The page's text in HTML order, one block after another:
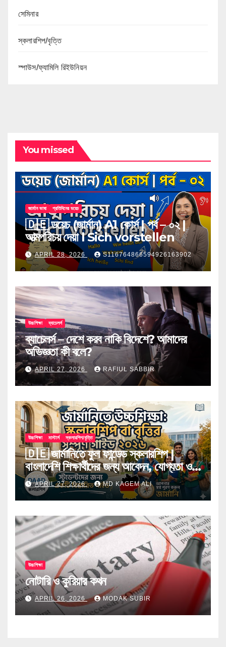
সেমিনার
স্কলারশিপ/বৃত্তি
স্পাউস/ফ্যামিলি রিইউনিয়ন
You missed
জার্মান ভাষা প্রতিদিনের ডয়েচ
🇩🇪 ডয়েচ (জার্মান) A1 কোর্স | পর্ব – ০২ |
আত্মপরিচয় দেয়া l Sich vorstellen
APRIL 28, 2026 S116764866594926163902
উচ্চশিক্ষা ব্যাচেলর্স
ব্যাচেলর্স – দেশে করব নাকি বিদেশে? আমাদের
অভিজ্ঞতা কী বলে?
APRIL 27, 2026 RAFIUL SABBIR
উচ্চশিক্ষা মাস্টার্স স্কলারশিপ/বৃত্তি
🇩🇪 জার্মানিতে ফুল ফান্ডেড স্কলারশিপ |
বাংলাদেশি শিক্ষার্থীদের জন্য আবেদন, যোগ্যতা ও
টিপসAPRIL 27, 2026 MD KAGEM ALI
উচ্চশিক্ষা
নোটারি ও কুরিয়ার কথন
APRIL 26, 2026 MODAK SUBIR